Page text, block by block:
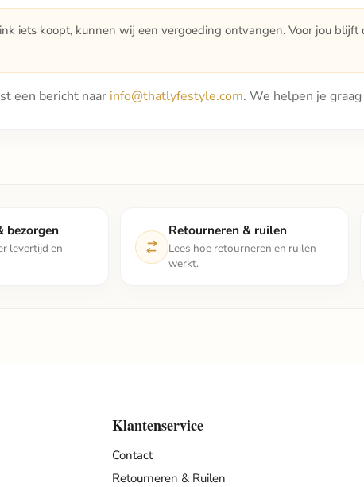
iets koopt, kunnen wij een vergoeding ontvangen. Voor jou blijft
een bericht naar info@thatlyfestyle.com. We helpen je
bezorgen
levertijd en
Retourneren & ruilen
Lees hoe retourneren en ruilen
werkt.
Klantenservice
Contact
Retourneren & Ruilen